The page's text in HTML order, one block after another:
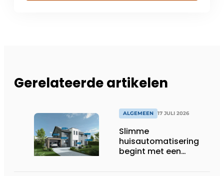
Gerelateerde artikelen
ALGEMEEN 17 JULI 2026
Slimme
huisautomatisering
begint met een